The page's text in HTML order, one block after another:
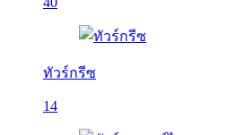
ทัวร์กรีซ
14